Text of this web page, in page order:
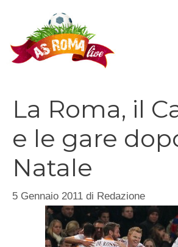
contenuto
La Roma, il
e le gare
Natale
5 Gennaio 2011 di Redazione